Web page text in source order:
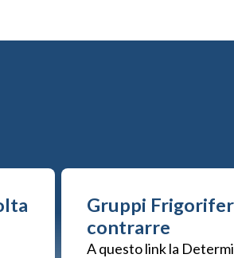
Gruppi
contrarre
A questo link la